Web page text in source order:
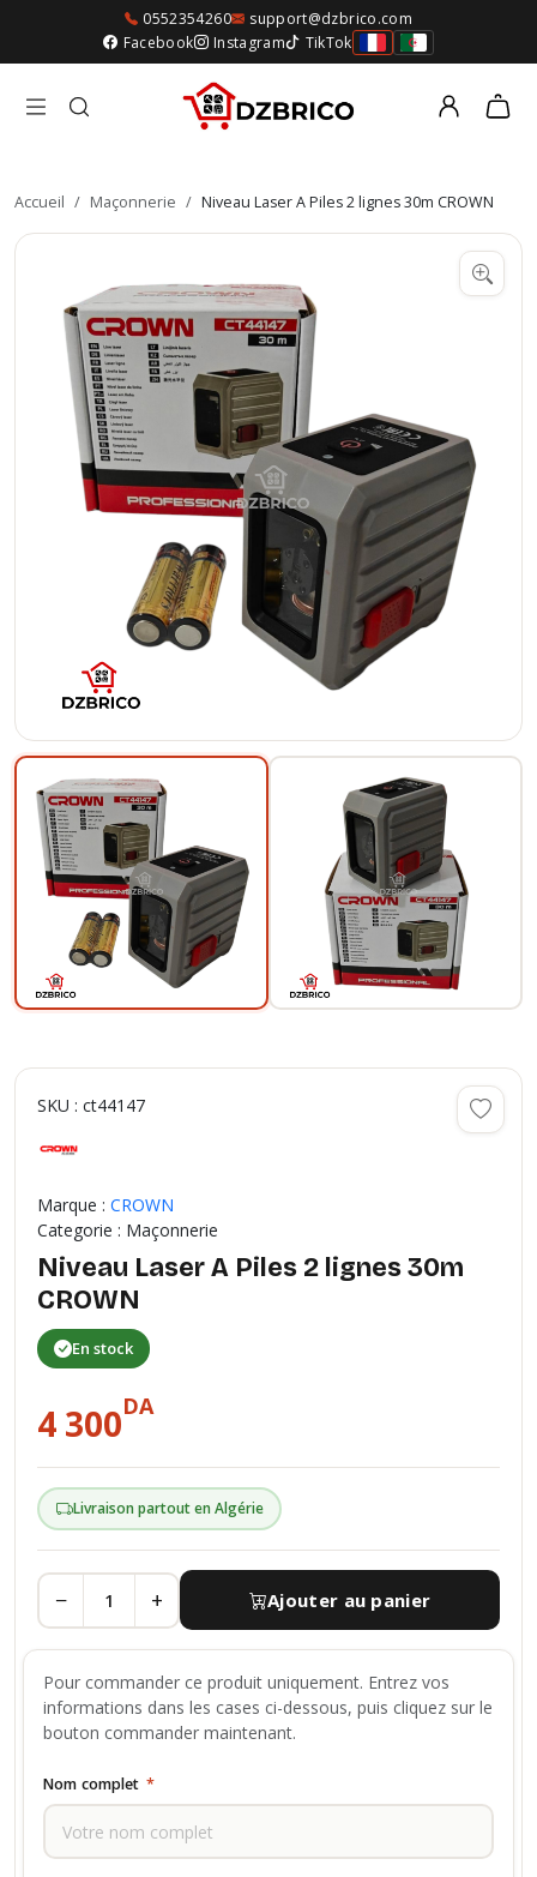
0552354260
support@dzbrico.com
Facebook
Instagram TikTok
Accueil / Maçonnerie / Niveau Laser A Piles 2 lignes 30m CROWN
SKU : ct44147
Marque : CROWN
Categorie : Maçonnerie
Niveau Laser A Piles 2 lignes 30m
CROWN
En stock
4 300DA
Livraison partout en Algérie
− + Ajouter au panier
Pour commander ce produit uniquement. Entrez vos
informations dans les cases ci-dessous, puis cliquez sur le
bouton commander maintenant.
Nom complet *